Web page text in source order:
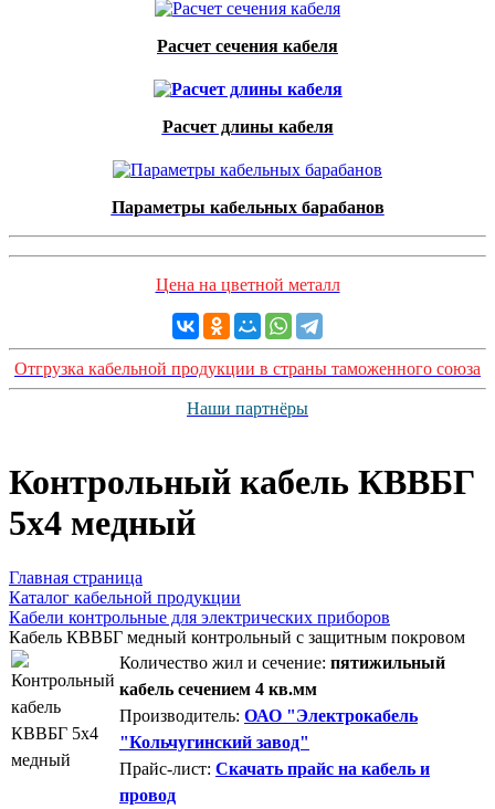
Расчет сечения кабеля
Расчет длины кабеля
Параметры кабельных барабанов
Цена на цветной металл
Отгрузка кабельной продукции в страны таможенного союза
Наши партнёры
Контрольный кабель КВВБГ
5х4 медный
Главная страница
Каталог кабельной продукции
Кабели контрольные для электрических приборов
Кабель КВВБГ медный контрольный с защитным покровом
Количество жил и сечение: пятижильный
кабель сечением 4 кв.мм
Производитель: ОАО "Электрокабель
"Кольчугинский завод"
Прайс-лист: Скачать прайс на кабель и
провод